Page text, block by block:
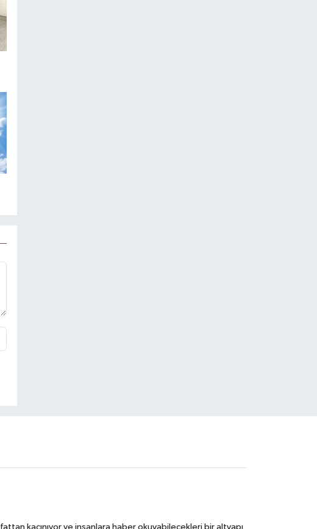
kaçınıyor ve insanlara haber okuyabilecekleri bir altyapı